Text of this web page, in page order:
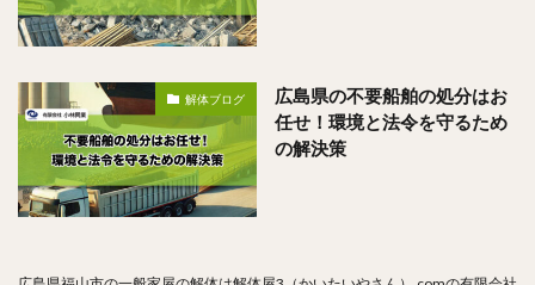
解体ブログ
広島県の不要船舶の処分はお
任せ！環境と法令を守るため
の解決策